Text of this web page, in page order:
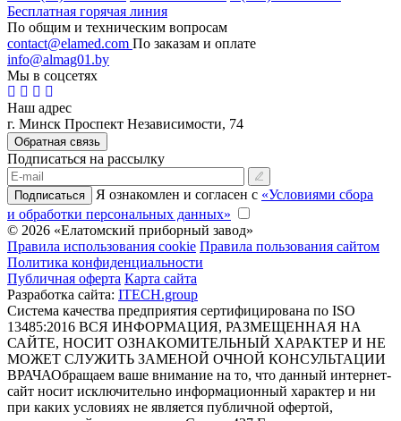
Бесплатная горячая линия
По общим и техническим вопросам
contact@elamed.com По заказам и оплате
info@almag01.by
Мы в соцсетях
Наш адрес
г. Минск Проспект Независимости, 74
Обратная связь
Подписаться на рассылку
Подписаться Я ознакомлен и согласен с «Условиями сбора
и обработки персональных данных»
© 2026 «Елатомский приборный завод»
Правила использования cookie Правила пользования сайтом
Политика конфиденциальности
Публичная оферта Карта сайта
Разработка сайта: ITECH.group
Система качества предприятия сертифицирована по ISO
13485:2016 ВСЯ ИНФОРМАЦИЯ, РАЗМЕЩЕННАЯ НА
САЙТЕ, НОСИТ ОЗНАКОМИТЕЛЬНЫЙ ХАРАКТЕР И НЕ
МОЖЕТ СЛУЖИТЬ ЗАМЕНОЙ ОЧНОЙ КОНСУЛЬТАЦИИ
ВРАЧАОбращаем ваше внимание на то, что данный интернет-
сайт носит исключительно информационный характер и ни
при каких условиях не является публичной офертой,